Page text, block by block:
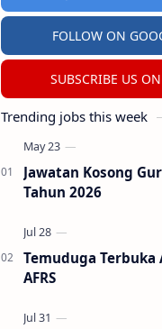
FOLLOW ON
SUBSCRIBE US
Trending jobs this week
Jawatan Kosong
Tahun 2026
Temuduga Terbuka
AFRS